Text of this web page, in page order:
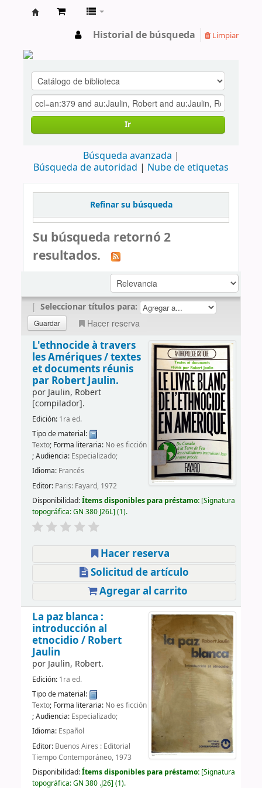
Historial de búsqueda Limpiar
Ir
Búsqueda avanzada
Búsqueda de autoridad
Nube de etiquetas
Refinar su búsqueda
Su búsqueda retornó 2
resultados.
| Seleccionar títulos para:
Hacer reserva
L'ethnocide à travers
les Amériques /textes
et documents réunis
par Robert Jaulin.
por Jaulin, Robert
[compilador].
Edición: 1ra ed.
Tipo de material:
Texto; Forma literaria: No es ficción
; Audiencia: Especializado;
Idioma: Francés
Editor: Paris: Fayard, 1972
Disponibilidad:Ítems disponibles para préstamo: Signatura
topográfica:GN 380 J26L (1).
Hacer reserva
Solicitud de artículo
Agregar al carrito
La paz blanca :
introducción al
etnocidio / Robert
Jaulin
por Jaulin, Robert.
Edición: 1ra ed.
Tipo de material:
Texto; Forma literaria: No es ficción
; Audiencia: Especializado;
Idioma: Español
Editor: Buenos Aires : Editorial
Tiempo Contemporáneo, 1973
Disponibilidad:Ítems disponibles para préstamo: Signatura
topográfica:GN 380 .J26 (1).